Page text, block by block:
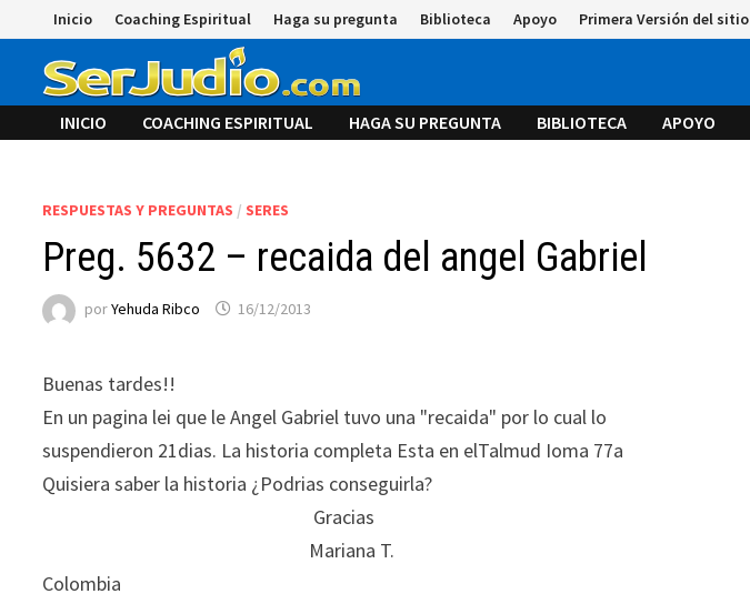
al
contenido
Inicio Coaching Espiritual Haga su pregunta Biblioteca Apoyo Primera Versión del sitio
INICIO COACHING ESPIRITUAL HAGA SU PREGUNTA BIBLIOTECA APOYO
RESPUESTAS Y PREGUNTAS / SERES
Preg. 5632 – recaida del angel Gabriel
porYehuda Ribco 16/12/2013
Buenas tardes!!
En un pagina lei que le Angel Gabriel tuvo una "recaida" por lo cual lo
suspendieron 21dias. La historia completa Esta en elTalmud Ioma 77a
Quisiera saber la historia ¿Podrias conseguirla?
Gracias
Mariana T.
Colombia